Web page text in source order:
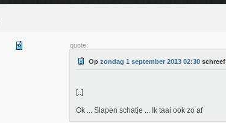
quote:
Op zondag 1 september 2013 02:30 schreef
[..]
Ok ... Slapen schatje ... Ik taai ook zo af